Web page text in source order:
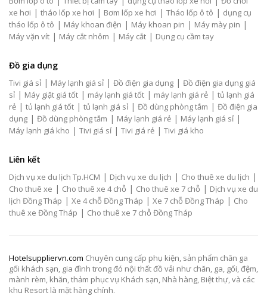
xe hơi | tháo lốp xe hơi | Bơm lốp xe hơi | Tháo lốp ô tô | dụng cụ
tháo lốp ô tô | Máy khoan điện | Máy khoan pin | Máy mày pin |
Máy vặn vít | Máy cắt nhôm | Máy cắt | Dụng cụ cầm tay
Đồ gia dụng
Tivi giá sỉ | Máy lạnh giá sỉ | Đồ điện gia dụng | Đồ điện gia dụng giá
sỉ | Máy giặt giá tốt | máy lạnh giá tốt | máy lạnh giá rẻ | tủ lạnh giá
rẻ | tủ lạnh giá tốt | tủ lạnh giá sỉ | Đồ dùng phòng tắm | Đồ điện gia
dụng | Đồ dùng phòng tắm | Máy lạnh giá rẻ | Máy lạnh giá sỉ |
Máy lạnh giá kho | Tivi giá sỉ | Tivi giá rẻ | Tivi giá kho
Liên kết
Dịch vụ xe du lịch Tp.HCM | Dịch vụ xe du lịch | Cho thuê xe du lịch |
Cho thuê xe | Cho thuê xe 4 chỗ | Cho thuê xe 7 chỗ | Dịch vụ xe du
lịch Đồng Tháp | Xe 4 chỗ Đồng Tháp | Xe 7 chỗ Đồng Tháp | Cho
thuê xe Đồng Tháp | Cho thuê xe 7 chỗ Đồng Tháp
Hotelsuppliervn.com Chuyên cung cấp phụ kiện, sản phẩm chăn ga
gối khách sạn, gia đình trong đó nội thất đồ vải như chăn, ga, gối, đệm,
mành rèm, khăn, thảm phục vụ Khách sạn, Nhà hàng, Biệt thự, và các
khu Resort là mặt hàng chính.